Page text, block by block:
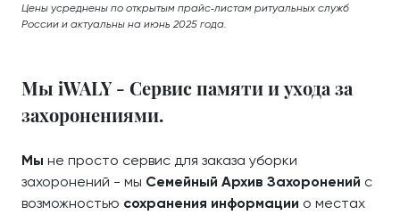
Цены усреднены по открытым прайс‑листам ритуальных служб
России и актуальны на июнь 2025 года.
Мы iWALY - Сервис памяти и ухода за
захоронениями.
Мы не просто сервис для заказа уборки
захоронений - мы Семейный Архив Захоронений с
возможностью сохранения информации о местах